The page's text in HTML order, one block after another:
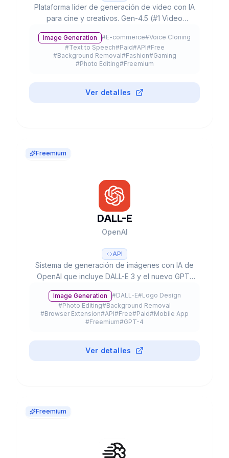
Plataforma líder de generación de video con IA
para cine y creativos. Gen-4.5 (#1 Video
300K+ clientes y valoración de $3B+.
Image Generation #E-commerce#Voice Cloning
#Text to Speech#Paid#API#Free
#Background Removal#Fashion#Gaming
#Photo Editing#Freemium
Ver detalles
Freemium
DALL-E
OpenAI
API
Sistema de generación de imágenes con IA de
OpenAI que incluye DALL-E 3 y el nuevo GPT-
edición, inpainting y resolución hasta 4K,
integrado en ChatGPT y disponible vía API.
Image Generation #DALL-E#Logo Design
#Photo Editing#Background Removal
#Browser Extension#API#Free#Paid#Mobile App
#Freemium#GPT-4
Ver detalles
Freemium